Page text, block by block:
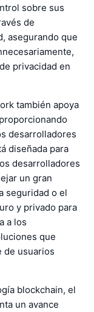
sobre sus
de
asegurando que
privacidad en
también apoya
desarrolladores
diseñada para
desarrolladores
un gran
seguridad o el
y privado para
a los
que
de usuarios
blockchain, el
un avance